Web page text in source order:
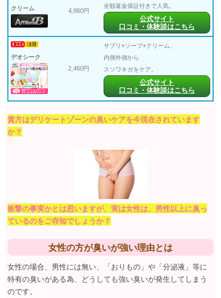
クリーム
4,980円
全額返金保証付きで人気。
公式サイト
口コミ・体験談はこちら
デオシーク
2,480円
サプリ+ソープ+クリーム。
内側外側から
スソワキガをケア。
公式サイト
口コミ・体験談はこちら
貴方はデリケートゾーンの臭いケアを今現在されています
か？
衝撃の事実かとは思いますが、実は女性は、男性以上に臭っ
ているのをご存知でしょうか？
女性の方が臭いが強い理由とは
女性の場合、男性には無い、「おりもの」や「分泌液」等に
特有の臭いがある為、どうしても強い臭いが発生してしまう
のです。